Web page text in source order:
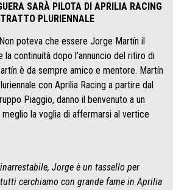
SARÀ PILOTA DI APRILIA RACING
PLURIENNALE
poteva che essere Jorge Martín il
continuità dopo l’annuncio del ritiro di
è da sempre amico e mentore. Martín
con Aprilia Racing a partire dal
Piaggio, danno il benvenuto a un
la voglia di affermarsi al vertice
Jorge è un tassello per
cerchiamo con grande fame in Aprilia